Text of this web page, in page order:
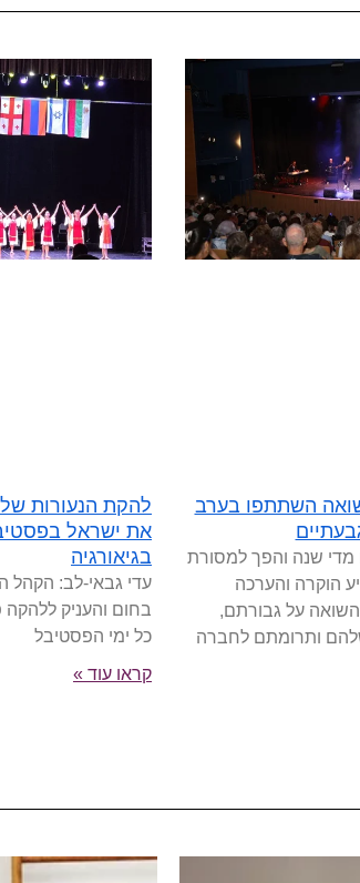
השואה השתתפו בערב
מדי שנה והפך למסורת
הוקרה והערכה
השואה על גבורתם,
ותרומתם לחברה
להקת הנעורות של
את ישראל
בגיאורגיה
עדי גבאי-לב: הקהל
בחום והעניק ללהקה
כל ימי הפסטיבל
קראו עוד »